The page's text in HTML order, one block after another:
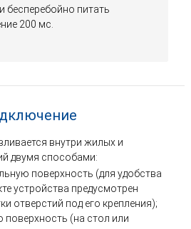
бесперебойно питать
200 мс.
внутри жилых и
двумя способами:
поверхность (для удобства
устройства предусмотрен
отверстий под его крепления);
поверхность (на стол или